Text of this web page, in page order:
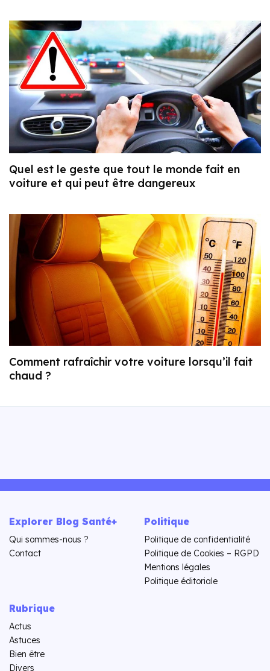
Quel est le geste que tout le monde fait en
voiture et qui peut être dangereux
Comment rafraîchir votre voiture lorsqu’il fait
chaud ?
Explorer Blog Santé+
Qui sommes-nous ?
Contact
Politique
Politique de confidentialité
Politique de Cookies – RGPD
Mentions légales
Politique éditoriale
Rubrique
Actus
Astuces
Bien être
Divers